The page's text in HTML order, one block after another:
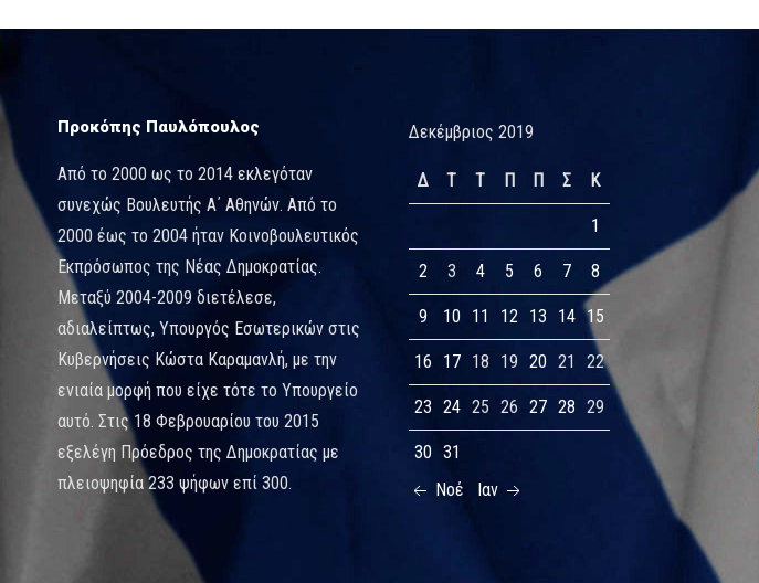
Προκόπης Παυλόπουλος
Από το 2000 ως το 2014 εκλεγόταν
συνεχώς Βουλευτής Α΄ Αθηνών. Από το
2000 έως το 2004 ήταν Κοινοβουλευτικός
Εκπρόσωπος της Νέας Δημοκρατίας.
Μεταξύ 2004-2009 διετέλεσε,
αδιαλείπτως, Υπουργός Εσωτερικών στις
Κυβερνήσεις Κώστα Καραμανλή, με την
ενιαία μορφή που είχε τότε το Υπουργείο
αυτό. Στις 18 Φεβρουαρίου του 2015
εξελέγη Πρόεδρος της Δημοκρατίας με
πλειοψηφία 233 ψήφων επί 300.
Δεκέμβριος 2019
Δ Τ Τ Π Π Σ Κ
1
2 3 4 5 6 7 8
9 10 11 12 13 14 15
16 17 18 19 20 21 22
23 24 25 26 27 28 29
30 31
Νοέ
Ιαν